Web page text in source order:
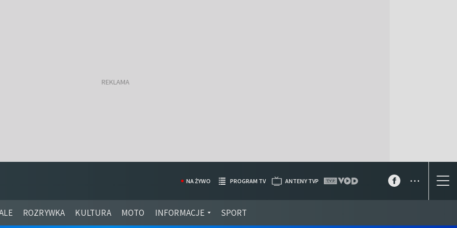
ROZRYWKA KULTURA MOTO INFORMACJE SPORT
NA ŻYWO PROGRAM TV ANTENY TVP ...